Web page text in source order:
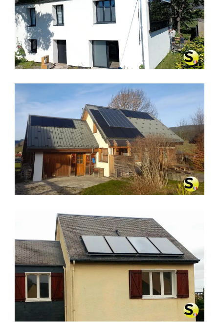
CHAUFFAGE SOLAIRE SOLISART SC1
À CHERBOURG – MANCHE
CHAUFFAGE SOLAIRE SOLISART À
VILLARD-DE-LANS (38250)
CHAUFFAGE SOLAIRE SOLISART À
CHERBOURG (50129)